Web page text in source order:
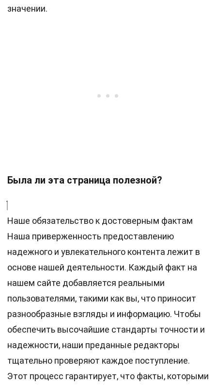
значении.
Была ли эта страница полезной?
Наше обязательство к достоверным фактам
Наша приверженность предоставлению
надежного и увлекательного контента лежит в
основе нашей деятельности. Каждый факт на
нашем сайте добавляется реальными
пользователями, такими как вы, что приносит
разнообразные взгляды и информацию. Чтобы
обеспечить высочайшие стандарты точности и
надежности, наши преданные редакторы
тщательно проверяют каждое поступление.
Этот процесс гарантирует, что факты, которыми